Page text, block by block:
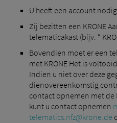
U heeft een account
Zij bezitten een KRONE
telematicakast (bijv. “
Bovendien moet er een
met KRONE Het is
Indien u niet over deze
dienovereenkomstig
contact opnemen met de
kunt u contact opnemen
telematics.nfz@krone.de